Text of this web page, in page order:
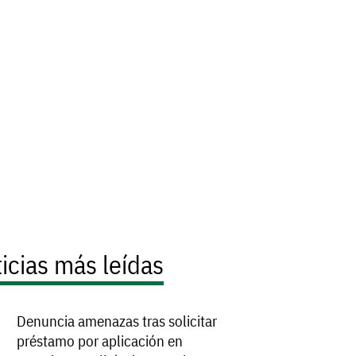
más leídas
Denuncia amenazas tras solicitar
préstamo por aplicación en